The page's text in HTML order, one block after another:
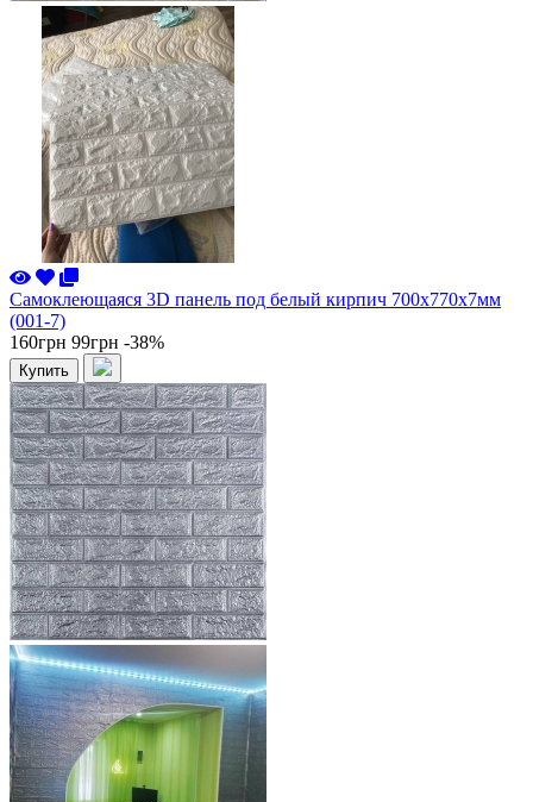
Самоклеющаяся 3D панель под белый кирпич 700x770x7мм
(001-7)
160грн 99грн -38%
Купить